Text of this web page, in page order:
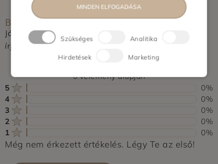
BOLT ÉRTÉKELÉSE
Jártál már itt? Segítsd a többieket, értékeld a helyet és
írj pár soros véleményt.
0 vélemény alapján
5
0%
4
0%
3
0%
2
0%
1
0%
Még nem érkezett értékelés. Légy Te az első!
MINDEN ELFOGADÁSA
Szükséges Analitika
Hirdetések Marketing